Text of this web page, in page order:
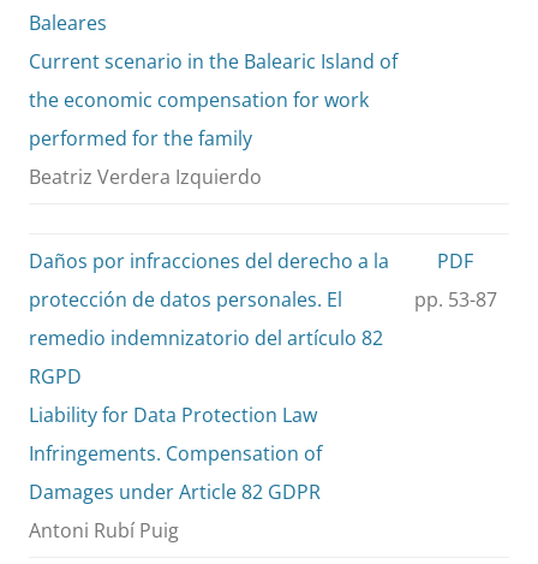
Baleares
Current scenario in the Balearic Island of
the economic compensation for work
performed for the family
Beatriz Verdera Izquierdo
Daños por infracciones del derecho a la
protección de datos personales. El
remedio indemnizatorio del artículo 82
RGPD
Liability for Data Protection Law
Infringements. Compensation of
Damages under Article 82 GDPR
Antoni Rubí Puig
PDF
pp. 53-87